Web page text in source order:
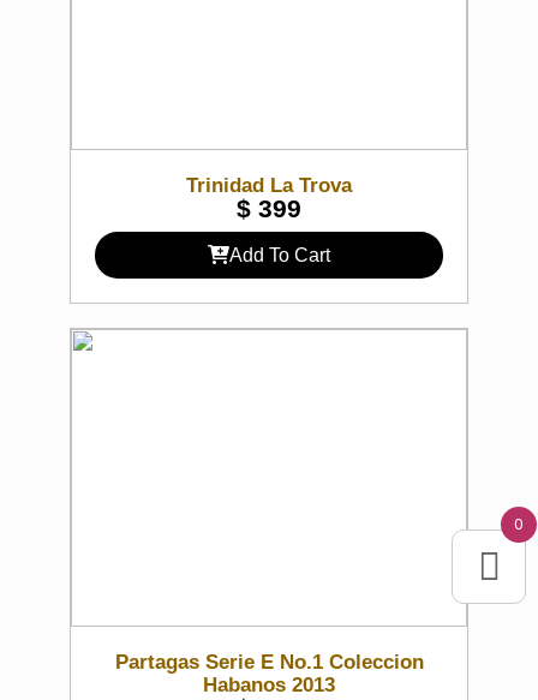
Trinidad La Trova
$ 399
Add To Cart
Partagas Serie E No.1 Coleccion
Habanos 2013
0